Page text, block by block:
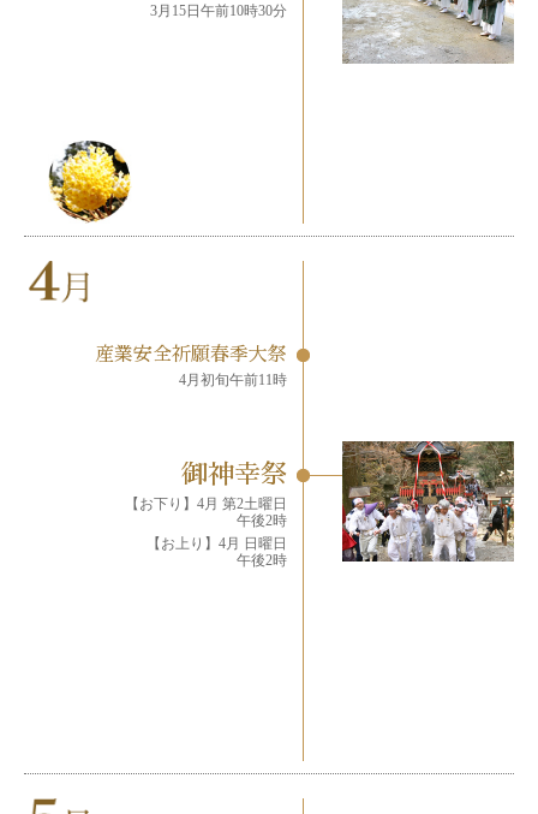
3月15日午前10時30分
産業安全祈願春季大祭
4月初旬午前11時
御神幸祭
【お下り】4月 第2土曜日
午後2時
【お上り】4月 日曜日
午後2時